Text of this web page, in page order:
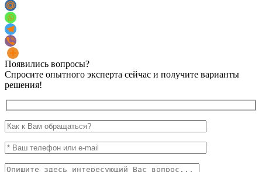
Появились вопросы?
Спросите опытного эксперта сейчас и получите варианты
решения!